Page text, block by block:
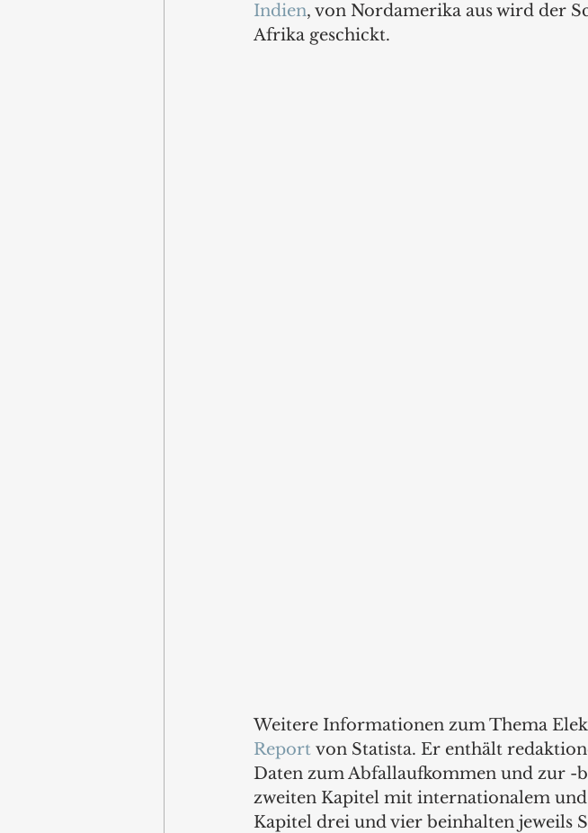
Indien, von Nordamerika aus wird der
Afrika geschickt.
Weitere Informationen zum Thema
Report von Statista. Er enthält
Daten zum Abfallaufkommen und zur -
zweiten Kapitel mit internationalem
Kapitel drei und vier beinhalten jeweils